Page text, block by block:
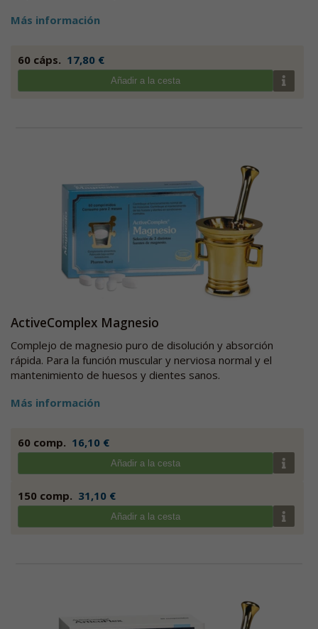
Más información
60 cáps. 17,80 €
Añadir a la cesta
ActiveComplex Magnesio
Complejo de magnesio puro de disolución y absorción
rápida. Para la función muscular y nerviosa normal y el
mantenimiento de huesos y dientes sanos.
Más información
60 comp. 16,10 €
Añadir a la cesta
150 comp. 31,10 €
Añadir a la cesta